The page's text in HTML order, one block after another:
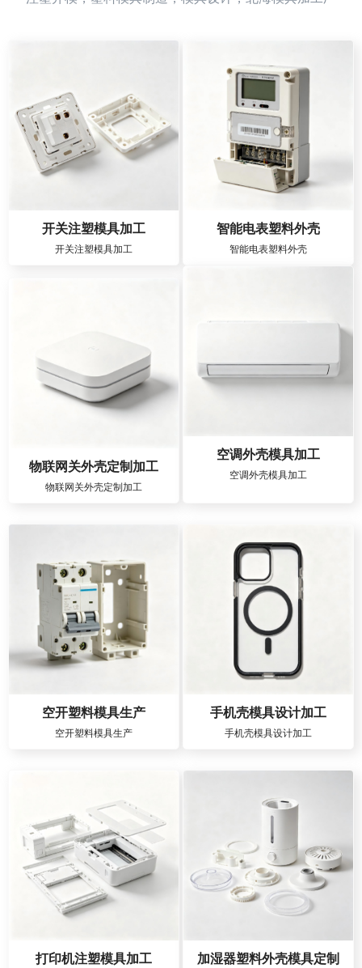
开关注塑模具加工
开关注塑模具加工
智能电表塑料外壳
智能电表塑料外壳
物联网关外壳定制加工
物联网关外壳定制加工
空调外壳模具加工
空调外壳模具加工
空开塑料模具生产
空开塑料模具生产
手机壳模具设计加工
手机壳模具设计加工
打印机注塑模具加工 加湿器塑料外壳模具定制